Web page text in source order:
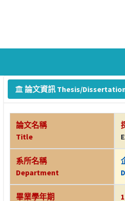
論文資訊 Thesis/
論文名稱
Title
系所名稱
Department
畢業學年期